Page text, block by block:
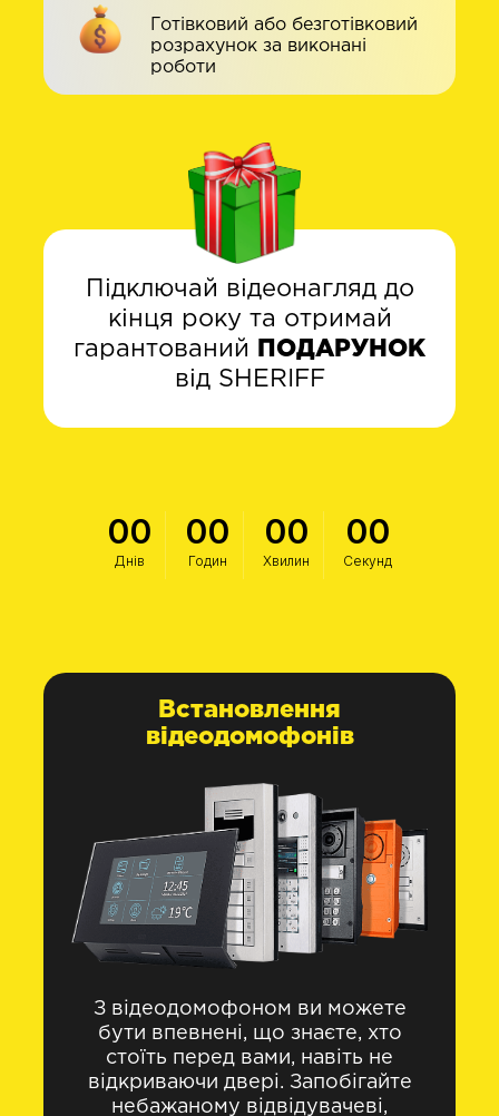
Готівковий або безготівковий
розрахунок за виконані
роботи
Підключай відеонагляд до
кінця року та отримай
гарантований
ПОДАРУНОК
від SHERIFF
00
Днів
00
Годин
00
Хвилин
00
Секунд
Встановлення
відеодомофонів
З відеодомофоном ви можете
бути впевнені, що знаєте, хто
стоїть перед вами, навіть не
відкриваючи двері. Запобігайте
небажаному відвідувачеві,